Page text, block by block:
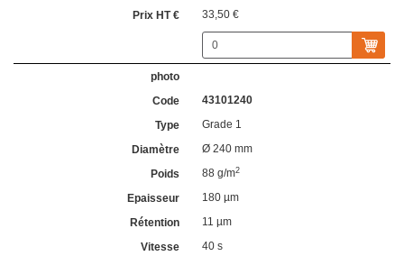
33,50 €
43101240
Grade 1
Ø 240 mm
88 g/m2
180 µm
11 µm
40 s